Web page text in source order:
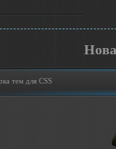
тем для CSS